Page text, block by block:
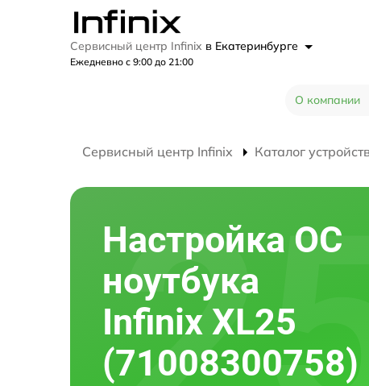
Сервисный центр Infinix в Екатеринбурге
Ежедневно с 9:00 до 21:00
О компании
Сервисный центр Infinix Каталог
Настройка ОС
ноутбука
Infinix XL25
(71008300758)